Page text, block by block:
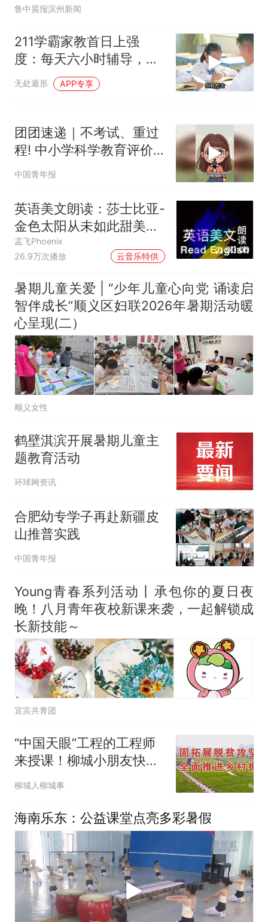
鲁中晨报滨州新闻
211学霸家教首日上强
度：每天六小时辅导，提
分关键在哪？
无处遁形 APP专享
团团速递｜不考试、重过
程! 中小学科学教育评价
迎来新转向
中国青年报
英语美文朗读：莎士比亚-
金色太阳从未如此甜美吻
过
孟飞Phoenix
26.9万次播放
云音乐特供
00:00
暑期儿童关爱 | “少年儿童心向党 诵读启
智伴成长”顺义区妇联2026年暑期活动暖
心呈现(二）
顺义女性
鹤壁淇滨开展暑期儿童主
题教育活动
环球网资讯
合肥幼专学子再赴新疆皮
山推普实践
中国青年报
Young青春系列活动丨承包你的夏日夜
晚！八月青年夜校新课来袭，一起解锁成
长新技能～
宜宾共青团
“中国天眼”工程的工程师
来授课！柳城小朋友快报
名！
柳城人柳城事
海南乐东：公益课堂点亮多彩暑假